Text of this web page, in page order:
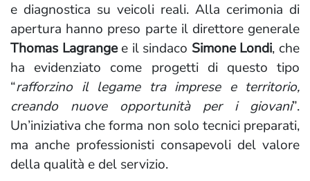
e diagnostica su veicoli reali. Alla cerimonia di
apertura hanno preso parte il direttore generale
Thomas Lagrangee il sindaco Simone Londi, che
ha evidenziato come progetti di questo tipo
“rafforzino il legame tra imprese e territorio,
creando nuove opportunità per i giovani”.
Un’iniziativa che forma non solo tecnici preparati,
ma anche professionisti consapevoli del valore
della qualità e del servizio.